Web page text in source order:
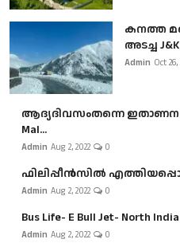
കനത്ത
അടച്ച
Admin Oct 26,
ആദ്യദിവസംതന്നെ
Mal...
Admin Aug 2, 2022 0
ഫിലിപ്പീൻസിൽ
Admin Aug 2, 2022 0
Bus Life- E Bull Jet- North
Admin Aug 2, 2022 0